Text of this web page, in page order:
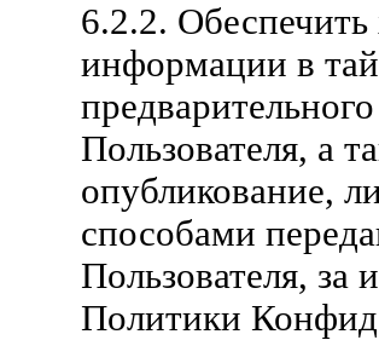
6.2.2.
информации в
Пользователя, а
опубликование,
способами
Пользователя,
Политики